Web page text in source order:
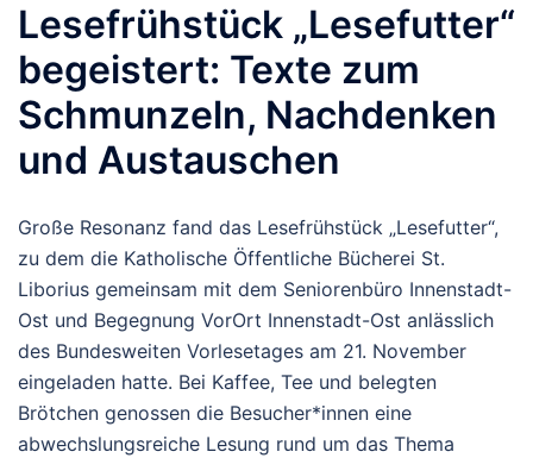
Lesefrühstück „Lesefutter“
begeistert: Texte zum
Schmunzeln, Nachdenken
und Austauschen
Große Resonanz fand das Lesefrühstück „Lesefutter“,
zu dem die Katholische Öffentliche Bücherei St.
Liborius gemeinsam mit dem Seniorenbüro Innenstadt-
Ost und Begegnung VorOrt Innenstadt-Ost anlässlich
des Bundesweiten Vorlesetages am 21. November
eingeladen hatte. Bei Kaffee, Tee und belegten
Brötchen genossen die Besucher*innen eine
abwechslungsreiche Lesung rund um das Thema